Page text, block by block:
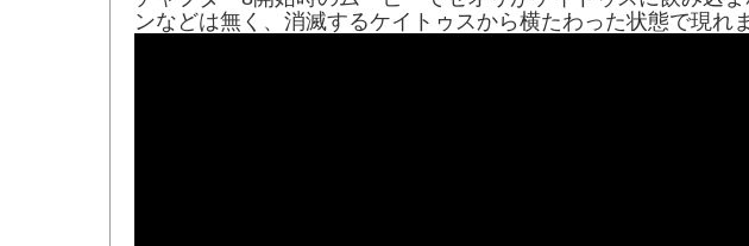
ンなどは無く、消滅するケイトゥスから横たわった状態で現れま